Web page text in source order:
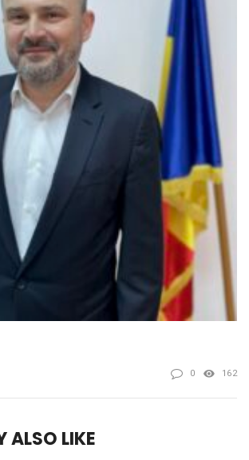
0 162
ALSO LIKE